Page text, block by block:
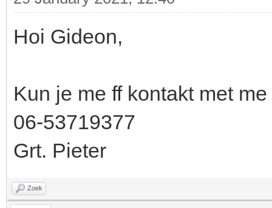
Hoi Gideon,
Kun je me ff kontakt met
06-53719377
Grt. Pieter
Zoek